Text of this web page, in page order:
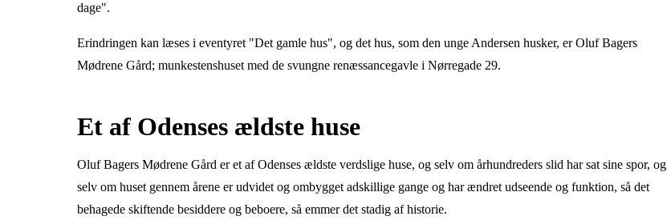
dage".
Erindringen kan læses i eventyret "Det gamle hus", og det hus, som den unge Andersen husker, er Oluf Bagers
Mødrene Gård; munkestenshuset med de svungne renæssancegavle i Nørregade 29.
Et af Odenses ældste huse
Oluf Bagers Mødrene Gård er et af Odenses ældste verdslige huse, og selv om århundreders slid har sat sine spor, og
selv om huset gennem årene er udvidet og ombygget adskillige gange og har ændret udseende og funktion, så det
behagede skiftende besiddere og beboere, så emmer det stadig af historie.